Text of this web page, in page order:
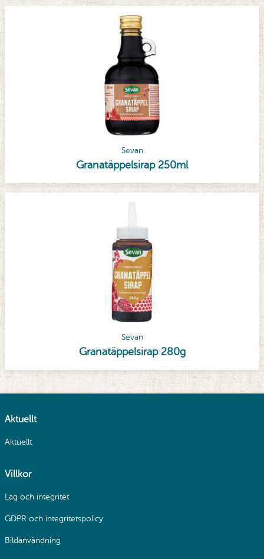
Sevan
Granatäppelsirap 250ml
Sevan
Granatäppelsirap 280g
Aktuellt
Aktuellt
Villkor
Lag och integritet
GDPR och integritetspolicy
Bildanvändning